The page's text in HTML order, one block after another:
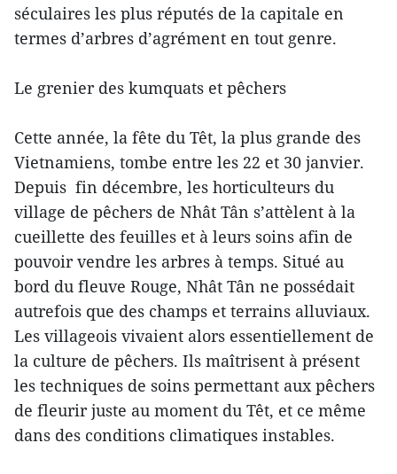
séculaires les plus réputés de la capitale en
termes d’arbres d’agrément en tout genre.
Le grenier des kumquats et pêchers
Cette année, la fête du Têt, la plus grande des
Vietnamiens, tombe entre les 22 et 30 janvier.
Depuis fin décembre, les horticulteurs du
village de pêchers de Nhât Tân s’attèlent à la
cueillette des feuilles et à leurs soins afin de
pouvoir vendre les arbres à temps. Situé au
bord du fleuve Rouge, Nhât Tân ne possédait
autrefois que des champs et terrains alluviaux.
Les villageois vivaient alors essentiellement de
la culture de pêchers. Ils maîtrisent à présent
les techniques de soins permettant aux pêchers
de fleurir juste au moment du Têt, et ce même
dans des conditions climatiques instables.